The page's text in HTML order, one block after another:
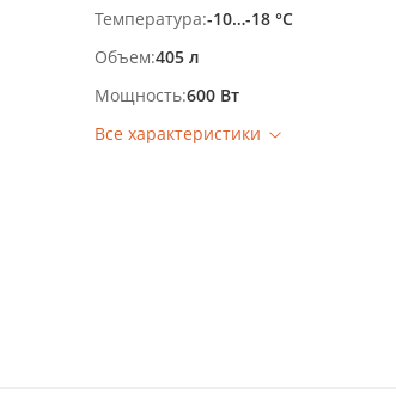
Температура -10…-18 °С
Объем 405 л
Мощность 600 Вт
Все характеристики